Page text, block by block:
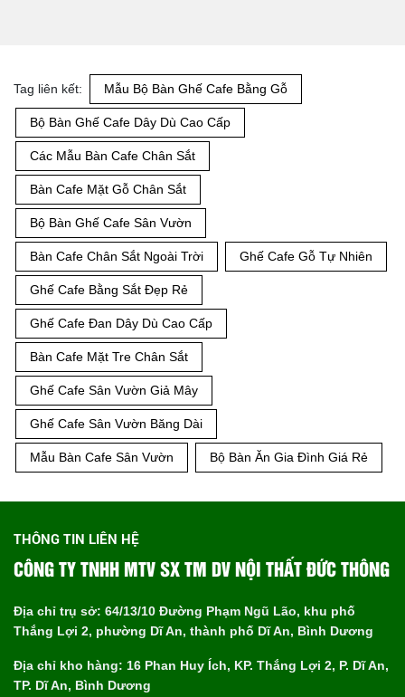
Tag liên kết: Mẫu Bộ Bàn Ghế Cafe Bằng Gỗ
Bộ Bàn Ghế Cafe Dây Dù Cao Cấp
Các Mẫu Bàn Cafe Chân Sắt
Bàn Cafe Mặt Gỗ Chân Sắt
Bộ Bàn Ghế Cafe Sân Vườn
Bàn Cafe Chân Sắt Ngoài Trời Ghế Cafe Gỗ Tự Nhiên
Ghế Cafe Bằng Sắt Đẹp Rẻ
Ghế Cafe Đan Dây Dù Cao Cấp
Bàn Cafe Mặt Tre Chân Sắt
Ghế Cafe Sân Vườn Giả Mây
Ghế Cafe Sân Vườn Băng Dài
Mẫu Bàn Cafe Sân Vườn Bộ Bàn Ăn Gia Đình Giá Rẻ
THÔNG TIN LIÊN HỆ
CÔNG TY TNHH MTV SX TM DV NỘI THẤT ĐỨC THÔNG
Địa chỉ trụ sở: 64/13/10 Đường Phạm Ngũ Lão, khu phố
Thắng Lợi 2, phường Dĩ An, thành phố Dĩ An, Bình Dương
Địa chỉ kho hàng: 16 Phan Huy Ích, KP. Thắng Lợi 2, P. Dĩ An,
TP. Dĩ An, Bình Dương